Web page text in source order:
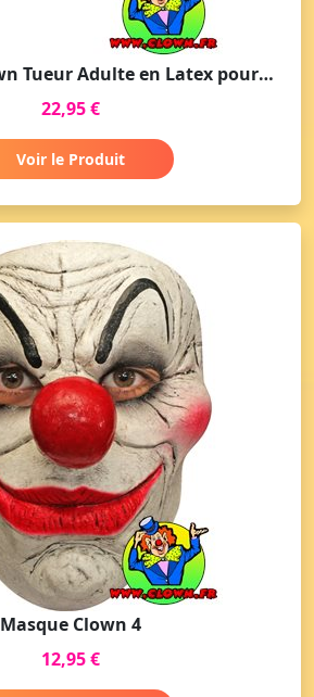
Masque de Clown Tueur Adulte en Latex pour Halloween
22,95 €
Voir le Produit
Masque Clown 4
12,95 €